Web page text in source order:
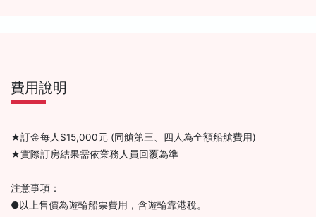
費用說明
★訂金每人$15,000元 (同艙第三、四人為全額船艙費用)
★實際訂房結果需依業務人員回覆為準
注意事項：
●以上售價為遊輪船票費用，含遊輪靠港稅。